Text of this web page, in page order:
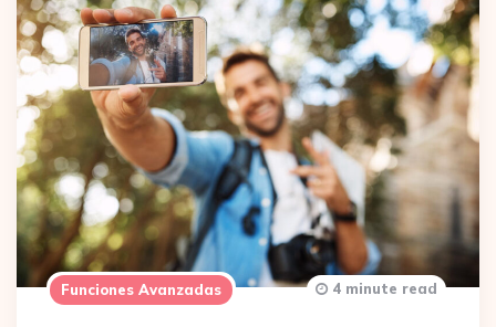
Funciones Avanzadas 4 minute read